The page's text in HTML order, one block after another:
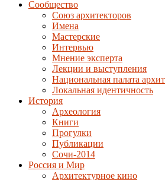
Сообщество
Союз архитекторов
Имена
Мастерские
Интервью
Мнение эксперта
Лекции и выступления
Национальная палата
Локальная идентичность
История
Археология
Книги
Прогулки
Публикации
Сочи-2014
Россия и Мир
Архитектурное кино